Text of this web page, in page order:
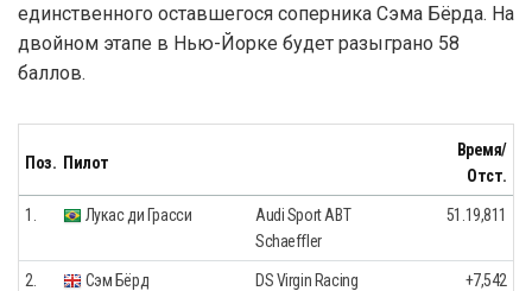
единственного оставшегося соперника Сэма Бёрда. На
двойном этапе в Нью-Йорке будет разыграно 58
баллов.
Поз. Пилот
Время/
Отст.
1. Лукас ди Грасси
Audi Sport ABT
Schaeffler
51.19,811
2. Сэм Бёрд DS Virgin Racing +7,542